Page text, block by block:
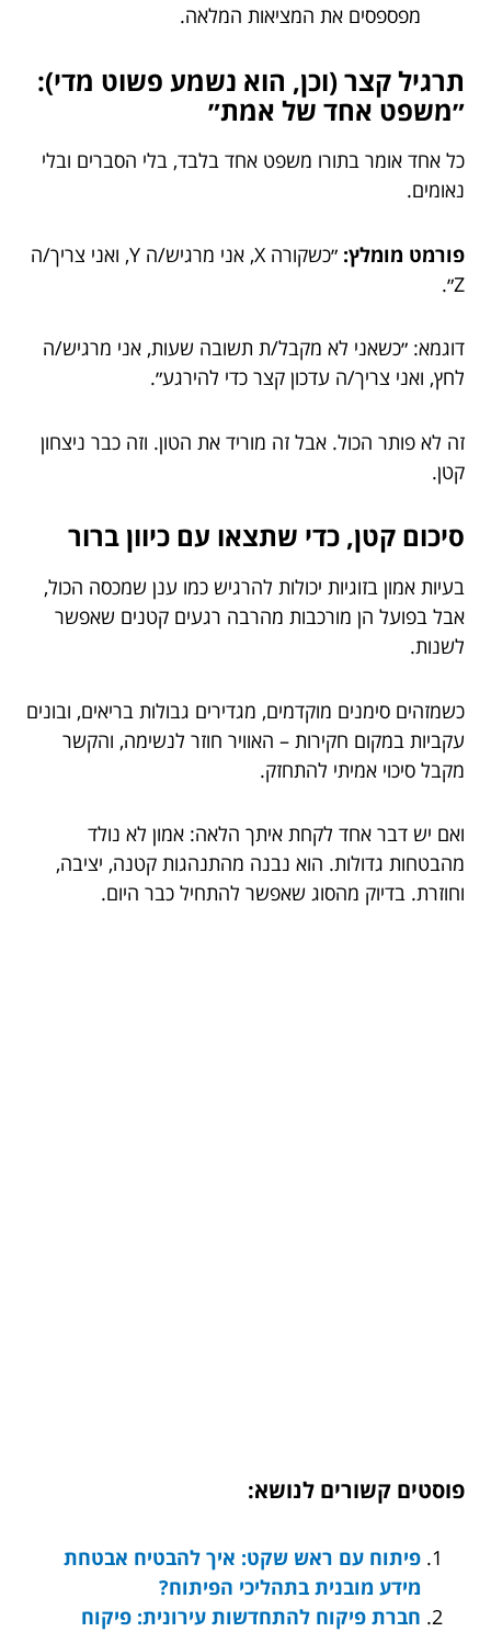
מפספסים את המציאות המלאה.
תרגיל קצר (וכן, הוא נשמע פשוט מדי):
״משפט אחד של אמת״
כל אחד אומר בתורו משפט אחד בלבד, בלי הסברים ובלי
נאומים.
פורמט מומלץ:
״כשקורה X, אני מרגיש/ה Y, ואני צריך/ה
Z״.
דוגמא: ״כשאני לא מקבל/ת תשובה שעות, אני מרגיש/ה
לחץ, ואני צריך/ה עדכון קצר כדי להירגע״.
זה לא פותר הכול. אבל זה מוריד את הטון. וזה כבר ניצחון
קטן.
סיכום קטן, כדי שתצאו עם כיוון ברור
בעיות אמון בזוגיות יכולות להרגיש כמו ענן שמכסה הכול,
אבל בפועל הן מורכבות מהרבה רגעים קטנים שאפשר
לשנות.
כשמזהים סימנים מוקדמים, מגדירים גבולות בריאים, ובונים
עקביות במקום חקירות – האוויר חוזר לנשימה, והקשר
מקבל סיכוי אמיתי להתחזק.
ואם יש דבר אחד לקחת איתך הלאה: אמון לא נולד
מהבטחות גדולות. הוא נבנה מהתנהגות קטנה, יציבה,
וחוזרת. בדיוק מהסוג שאפשר להתחיל כבר היום.
פוסטים קשורים לנושא:
פיתוח עם ראש שקט: איך להבטיח אבטחת
מידע מובנית בתהליכי הפיתוח?
חברת פיקוח להתחדשות עירונית: פיקוח